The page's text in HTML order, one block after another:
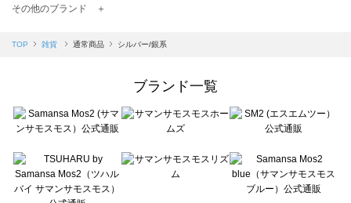
TSUHARU by Samansa Mos2（ツハルバイサマンサモスモス）の雑貨一覧
Samansa Mos2 blue（サマンサモスモス ブルー）の雑貨一覧
sō4ū（ソウフォーユー）の雑貨一覧
Te chichi（テチチ）の雑貨一覧
Te chichi CLASSIC（テチチ クラシック）の雑貨一覧
Lugnoncure（ルノンキュール）の雑貨一覧
BETTY'S BLUE（べティーズブルー）の雑貨一覧
Wpc.（ワールドパーティー）の雑貨一覧
その他のブランド ＋
TOP 雑貨 通常商品 シルバー/銀系
ブランド一覧